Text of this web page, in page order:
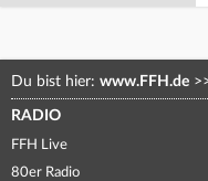
Du bist hier: www.FFH.de
RADIO
FFH Live
80er Radio